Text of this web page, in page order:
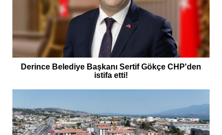
Derince Belediye Başkanı Sertif Gökçe CHP'den
istifa etti!